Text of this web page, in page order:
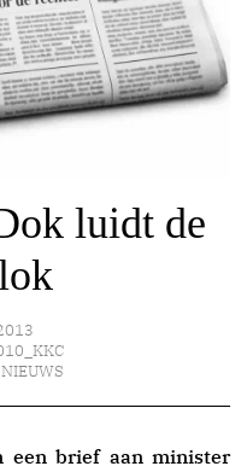
luidt de
een brief aan minister